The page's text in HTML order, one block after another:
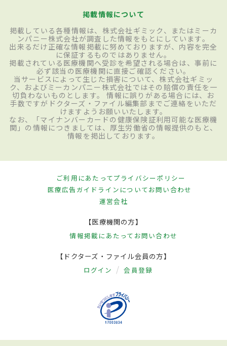
掲載情報について
掲載している各種情報は、株式会社ギミック、またはミーカ
ンパニー株式会社が調査した情報をもとにしています。
出来るだけ正確な情報掲載に努めておりますが、内容を完全
に保証するものではありません。
掲載されている医療機関へ受診を希望される場合は、事前に
必ず該当の医療機関に直接ご確認ください。
当サービスによって生じた損害について、株式会社ギミッ
ク、およびミーカンパニー株式会社ではその賠償の責任を一
切負わないものとします。 情報に誤りがある場合には、お
手数ですがドクターズ・ファイル編集部までご連絡をいただ
けますようお願いいたします。
なお、「マイナンバーカードの健康保険証利用可能な医療機
関」の情報につきましては、厚生労働省の情報提供のもと、
情報を掲出しております。
ご利用にあたってプライバシーポリシー
医療広告ガイドラインについてお問い合わせ
運営会社
【医療機関の方】
情報掲載にあたって お問い合わせ
【ドクターズ・ファイル会員の方】
ログイン 会員登録